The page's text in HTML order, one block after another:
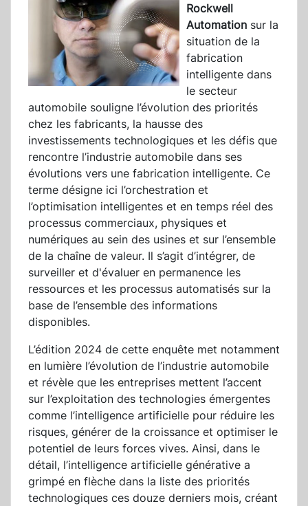
Rockwell
Automation sur la
situation de la
fabrication
intelligente dans
le secteur
automobile souligne l’évolution des priorités
chez les fabricants, la hausse des
investissements technologiques et les défis que
rencontre l’industrie automobile dans ses
évolutions vers une fabrication intelligente. Ce
terme désigne ici l’orchestration et
l’optimisation intelligentes et en temps réel des
processus commerciaux, physiques et
numériques au sein des usines et sur l’ensemble
de la chaîne de valeur. Il s’agit d’intégrer, de
surveiller et d'évaluer en permanence les
ressources et les processus automatisés sur la
base de l’ensemble des informations
disponibles.
L’édition 2024 de cette enquête met notamment
en lumière l’évolution de l’industrie automobile
et révèle que les entreprises mettent l’accent
sur l’exploitation des technologies émergentes
comme l’intelligence artificielle pour réduire les
risques, générer de la croissance et optimiser le
potentiel de leurs forces vives. Ainsi, dans le
détail, l’intelligence artificielle générative a
grimpé en flèche dans la liste des priorités
technologiques ces douze derniers mois, créant